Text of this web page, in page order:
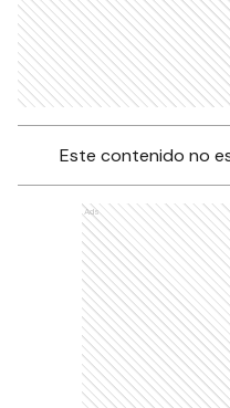
Este contenido no
Ads